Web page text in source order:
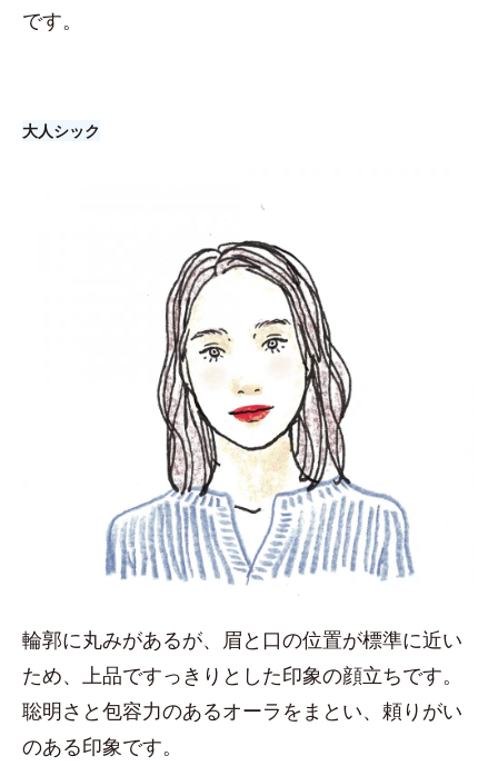
です。
大人シック
輪郭に丸みがあるが、眉と口の位置が標準に近い
ため、上品ですっきりとした印象の顔立ちです。
聡明さと包容力のあるオーラをまとい、頼りがい
のある印象です。